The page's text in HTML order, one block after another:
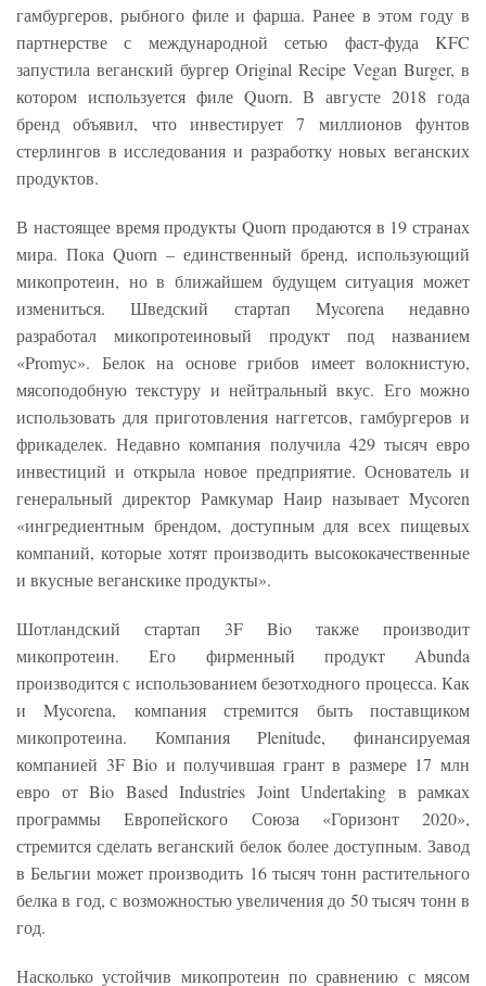
гамбургеров, рыбного филе и фарша. Ранее в этом году в
партнерстве с международной сетью фаст-фуда KFC
запустила веганский бургер Original Recipe Vegan Burger, в
котором используется филе Quorn. В августе 2018 года
бренд объявил, что инвестирует 7 миллионов фунтов
стерлингов в исследования и разработку новых веганских
продуктов.
В настоящее время продукты Quorn продаются в 19 странах
мира. Пока Quorn – единственный бренд, использующий
микопротеин, но в ближайшем будущем ситуация может
измениться. Шведский стартап Mycorena недавно
разработал микопротеиновый продукт под названием
«Promyc». Белок на основе грибов имеет волокнистую,
мясоподобную текстуру и нейтральный вкус. Его можно
использовать для приготовления наггетсов, гамбургеров и
фрикаделек. Недавно компания получила 429 тысяч евро
инвестиций и открыла новое предприятие. Основатель и
генеральный директор Рамкумар Наир называет Mycoren
«ингредиентным брендом, доступным для всех пищевых
компаний, которые хотят производить высококачественные
и вкусные веганскике продукты».
Шотландский стартап 3F Bio также производит
микопротеин. Его фирменный продукт Abunda
производится с использованием безотходного процесса. Как
и Mycorena, компания стремится быть поставщиком
микопротеина. Компания Plenitude, финансируемая
компанией 3F Bio и получившая грант в размере 17 млн
евро от Bio Based Industries Joint Undertaking в рамках
программы Европейского Союза «Горизонт 2020»,
стремится сделать веганский белок более доступным. Завод
в Бельгии может производить 16 тысяч тонн растительного
белка в год, с возможностью увеличения до 50 тысяч тонн в
год.
Насколько устойчив микопротеин по сравнению с мясом